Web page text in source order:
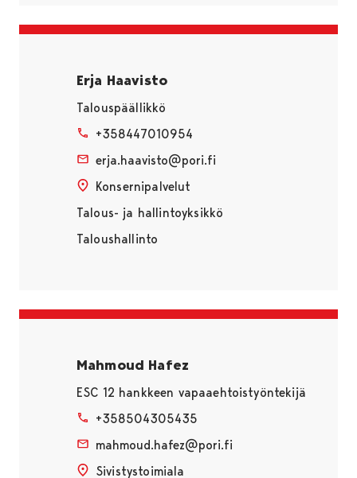
Erja Haavisto
Talouspäällikkö
+358447010954
erja.haavisto@pori.fi
Konsernipalvelut
Talous- ja hallintoyksikkö
Taloushallinto
Mahmoud Hafez
ESC 12 hankkeen vapaaehtoistyöntekijä
+358504305435
mahmoud.hafez@pori.fi
Sivistystoimiala